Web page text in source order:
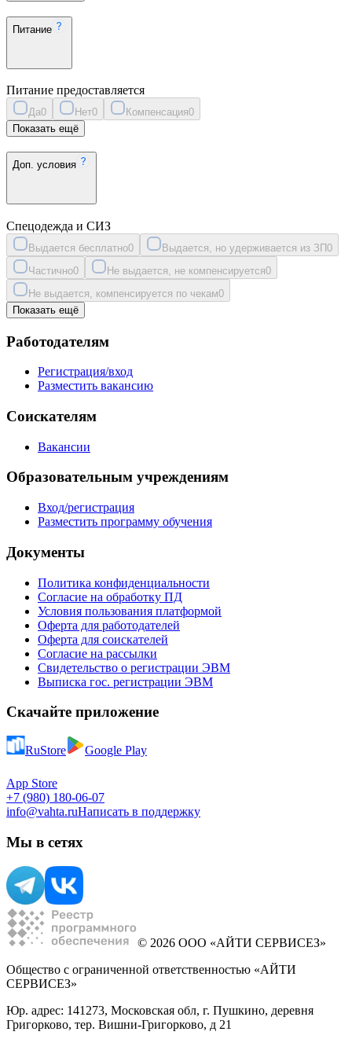
Питание
Питание предоставляется
Да0 Нет0 Компенсация0
Показать ещё
Доп. условия
Спецодежда и СИЗ
Выдается бесплатно0 Выдается, но удерживается из ЗП0
Частично0 Не выдается, не компенсируется0
Не выдается, компенсируется по чекам0
Показать ещё
Работодателям
Регистрация/вход
Разместить вакансию
Соискателям
Вакансии
Образовательным учреждениям
Вход/регистрация
Разместить программу обучения
Документы
Политика конфиденциальности
Согласие на обработку ПД
Условия пользования платформой
Оферта для работодателей
Оферта для соискателей
Согласие на рассылки
Свидетельство о регистрации ЭВМ
Выписка гос. регистрации ЭВМ
Скачайте приложение
RuStore Google Play
App Store
+7 (980) 180-06-07
info@vahta.ruНаписать в поддержку
Мы в сетях
© 2026 ООО «АЙТИ СЕРВИСЕЗ»
Общество с ограниченной ответственностью «АЙТИ
СЕРВИСЕЗ»
Юр. адрес: 141273, Московская обл, г. Пушкино, деревня
Григорково, тер. Вишни-Григорково, д 21